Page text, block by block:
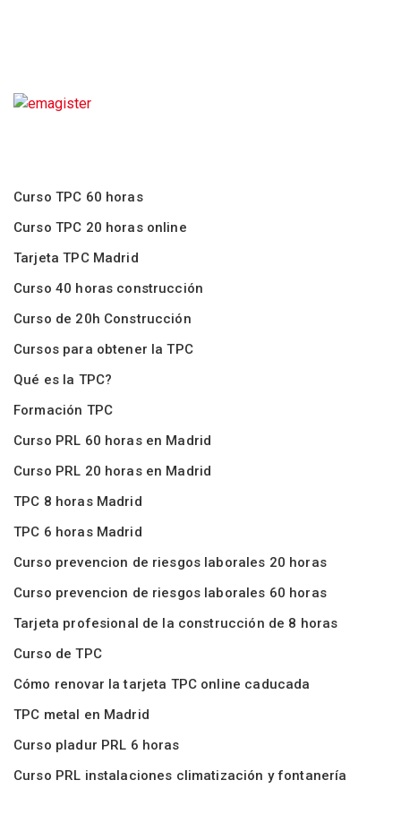
Curso TPC 60 horas
Curso TPC 20 horas online
Tarjeta TPC Madrid
Curso 40 horas construcción
Curso de 20h Construcción
Cursos para obtener la TPC
Qué es la TPC?
Formación TPC
Curso PRL 60 horas en Madrid
Curso PRL 20 horas en Madrid
TPC 8 horas Madrid
TPC 6 horas Madrid
Curso prevencion de riesgos laborales 20 horas
Curso prevencion de riesgos laborales 60 horas
Tarjeta profesional de la construcción de 8 horas
Curso de TPC
Cómo renovar la tarjeta TPC online caducada
TPC metal en Madrid
Curso pladur PRL 6 horas
Curso PRL instalaciones climatización y fontanería